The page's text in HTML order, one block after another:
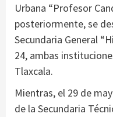
Urbana “Profesor
posteriormente, se
Secundaria General
24, ambas
Tlaxcala.
Mientras, el 29 de
de la Secundaria